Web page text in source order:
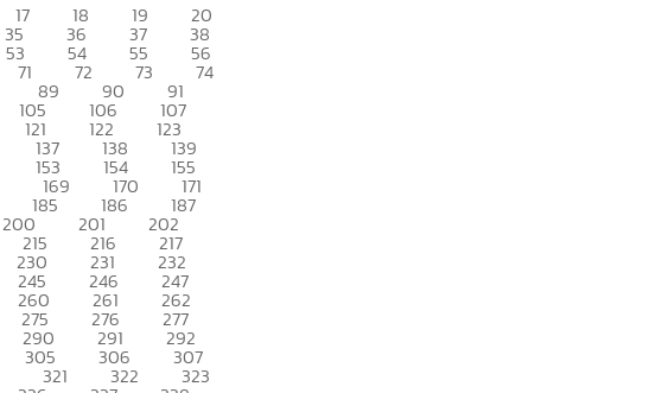
17 18 19 20
35 36 37 38
53 54 55 56
71 72 73 74
89 90 91
105 106 107
121 122 123
137 138 139
153 154 155
169 170 171
185 186 187
200 201 202
215 216 217
230 231 232
245 246 247
260 261 262
275 276 277
290 291 292
305 306 307
321 322 323